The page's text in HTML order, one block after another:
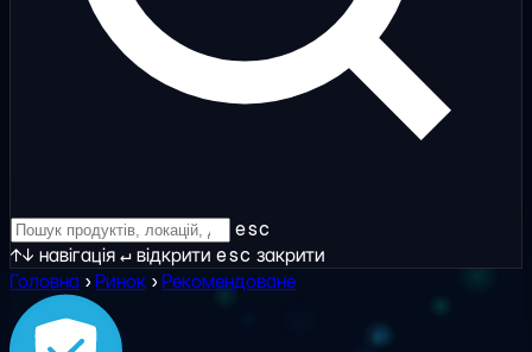
esc
↑↓ навігація↵відкрити esc закрити
Головна ›Ринок ›Рекомендоване